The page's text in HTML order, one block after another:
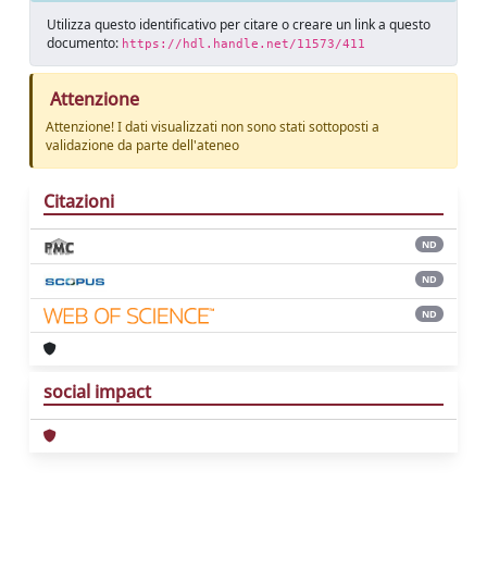
Utilizza questo identificativo per citare o creare un link a questo
documento: https://hdl.handle.net/11573/411
Attenzione
Attenzione! I dati visualizzati non sono stati sottoposti a
validazione da parte dell'ateneo
Citazioni
ND
ND
ND
social impact